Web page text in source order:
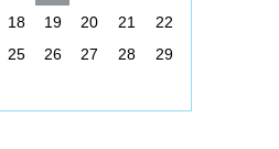
18 19 20 21
22
25 26 27 28
29